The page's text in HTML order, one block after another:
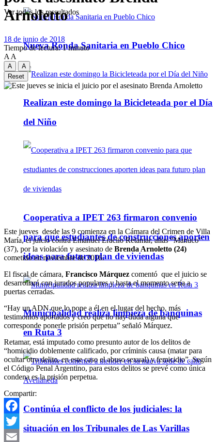
Nueva Ronda Sanitaria en Pueblo Chico
Realizan este domingo la Bicicleteada por el Día
del Niño
Cooperativa a IPET 263 firmaron convenio
para que estudiantes de construcciones aporten
ideas para futuro plan de viviendas
Municipalidad realiza limpieza de banquinas
en Ruta 3
Continúa el conflicto de los judiciales: la
situación en los Tribunales de Las Varillas
Ver todos los ressultados
Arnoletto
18 de junio de 2018
Tiempo de lectura: 1 minuto
A A
A
A
Reset
Este jueves desde las 9 comienza en la Cámara del Crimen de Villa
María, el juicio contra Emanuel Eraclio Retamar, alias “Manuco”
(37), por la violación y asesinato de Brenda Arnoletto (24)
cometido en noviembre de 2016.
El fiscal de cámara, Francisco Márquez comentó que el juicio se
desarrollará con jurados populares y hasta el momento sería a
puertas cerradas.
“Hay un ADN que lo pone a él en el lugar del hecho, más
testimonios aportados y creo que no hay duda alguna que
corresponde ponerle prisión perpetua” señaló Márquez.
Retamar, está imputado como presunto autor de los delitos de
“homicidio doblemente calificado, por críminis causa (matar para
ocultar otro delito, en este caso el abuso sexual) y femicidio”. Según
el Código Penal Argentino, para estos delitos se prevé como única
condena es la prisión perpetua.
Compartir:
Facebook
Twitter